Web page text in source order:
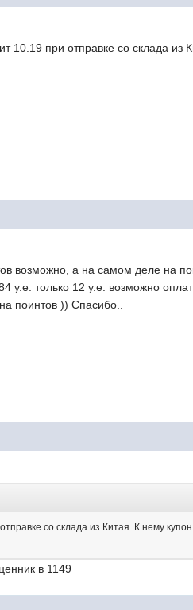
10.19 при отправке со склада из
возможно, а на самом деле на
у.е. только 12 у.е. возможно
поинтов )) Спасибо..
со склада из Китая. К нему
в 1149